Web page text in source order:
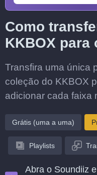
Como
KKBOX para
Transfira uma única
coleção do KKBOX
adicionar cada faixa
Grátis (uma a uma)
Playlists
Abra o Soundiiz